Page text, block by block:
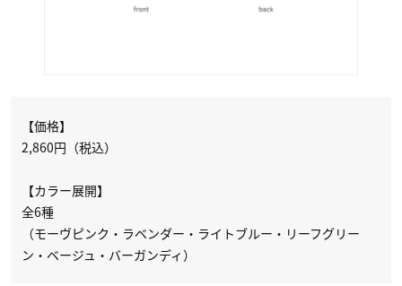
【価格】
2,860円（税込）
【カラー展開】
全6種
（モーヴピンク・ラベンダー・ライトブルー・リーフグリー
ン・ベージュ・バーガンディ）